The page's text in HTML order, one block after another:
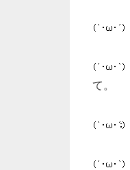
て。